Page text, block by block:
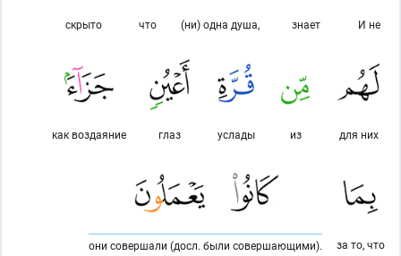
И не
знает
(ни) одна душа,
что
скрыто
для них
из
услады
глаз
как воздаяние
за то, что
они совершали (досл. были совершающими).